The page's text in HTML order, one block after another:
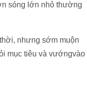
sóng lớn nhỏ thường
nhưng sớm muộn
mục tiêu và vướngvào